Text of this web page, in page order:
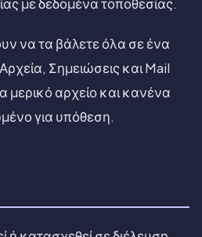
με δεδομένα τοποθεσίας.
να τα βάλετε όλα σε ένα
Σημειώσεις και Mail
μερικό αρχείο και κανένα
για υπόθεση.